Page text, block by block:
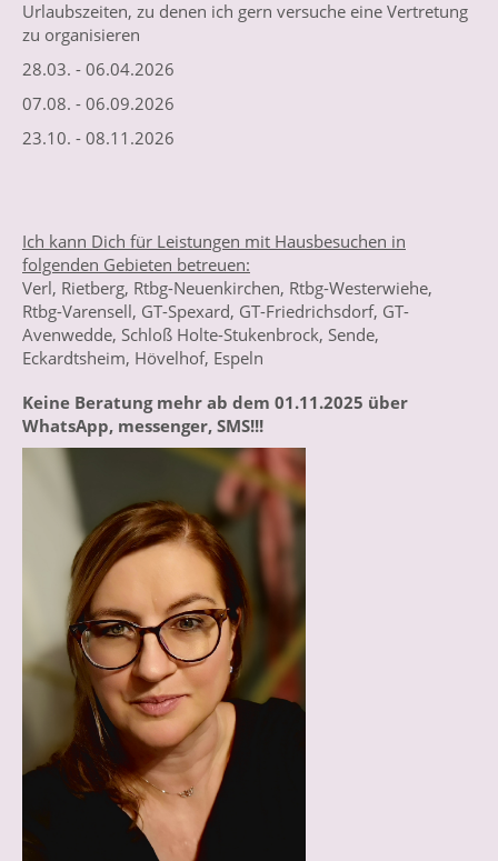
Urlaubszeiten, zu denen ich gern versuche eine Vertretung
zu organisieren
28.03. - 06.04.2026
07.08. - 06.09.2026
23.10. - 08.11.2026
Ich kann Dich für Leistungen mit Hausbesuchen in
folgenden Gebieten betreuen:
Verl, Rietberg, Rtbg-Neuenkirchen, Rtbg-Westerwiehe,
Rtbg-Varensell, GT-Spexard, GT-Friedrichsdorf, GT-
Avenwedde, Schloß Holte-Stukenbrock, Sende,
Eckardtsheim, Hövelhof, Espeln
Keine Beratung mehr ab dem 01.11.2025 über
WhatsApp, messenger, SMS!!!